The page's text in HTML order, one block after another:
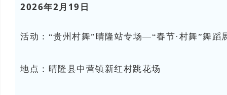
2026年2月19日
活动：“贵州村舞”晴隆站专场—“春节·村舞”舞蹈
地点：晴隆县中营镇新红村跳花场